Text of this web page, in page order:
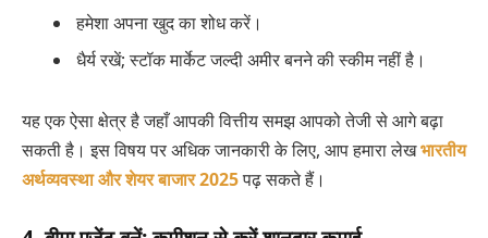
हमेशा अपना खुद का शोध करें।
धैर्य रखें; स्टॉक मार्केट जल्दी अमीर बनने की स्कीम नहीं है।
यह एक ऐसा क्षेत्र है जहाँ आपकी वित्तीय समझ आपको तेजी से आगे बढ़ा
सकती है। इस विषय पर अधिक जानकारी के लिए, आप हमारा लेखभारतीय
अर्थव्यवस्था और शेयर बाजार 2025पढ़ सकते हैं।